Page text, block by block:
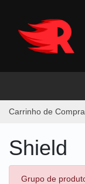
Carrinho de
Shield
Grupo de